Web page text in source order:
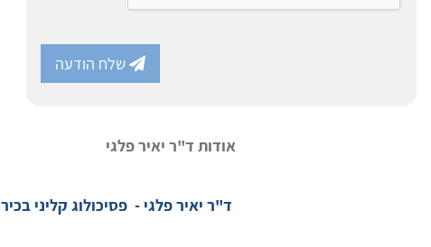
שלח הודעה
אודות ד"ר יאיר פלגי
ד"ר יאיר פלגי - פסיכולוג קליני בכיר